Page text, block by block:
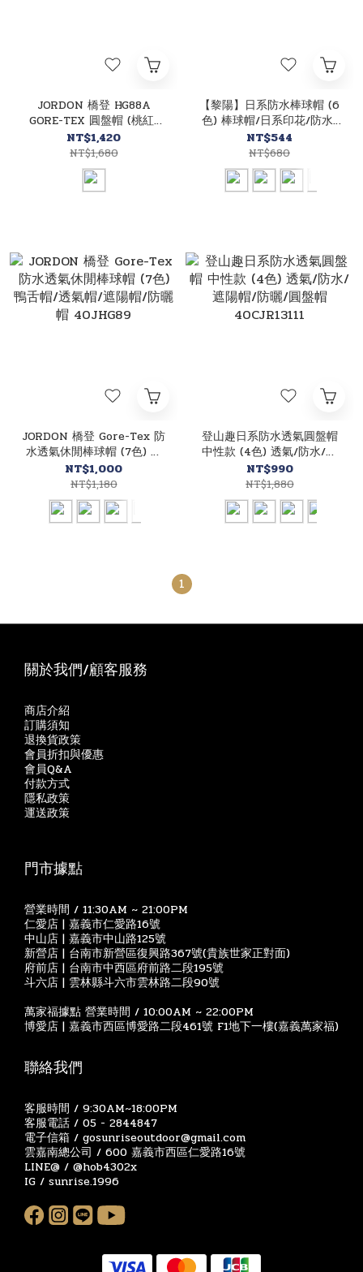
JORDON 橋登 HG88A
GORE-TEX 圓盤帽 (桃紅)
防水透氣/調節繩/登山健行/
戶外休閒 *40JWHG88A
NT$1,420
NT$1,680
【黎陽】日系防水棒球帽 (6
色) 棒球帽/日系印花/防水/
透氣網布/健行/旅行/休閒
40CJR49463
NT$544
NT$680
JORDON 橋登 Gore-Tex 防
水透氣休閒棒球帽 (7色) 鴨
舌帽/透氣帽/遮陽帽/防曬帽
40JHG89
NT$1,000
NT$1,180
登山趣日系防水透氣圓盤帽
中性款 (4色) 透氣/防水/遮
陽帽/防曬/圓盤帽
40CJR13111
NT$990
NT$1,880
1
關於我們/顧客服務
商店介紹
訂購須知
退換貨政策
會員折扣與優惠
會員Q&A
付款方式
隱私政策
運送政策
門市據點
營業時間 / 11:30AM ~ 21:00PM
仁愛店 | 嘉義市仁愛路16號
中山店 | 嘉義市中山路125號
新營店 | 台南市新營區復興路367號(貴族世家正對面)
府前店 | 台南市中西區府前路二段195號
斗六店 | 雲林縣斗六市雲林路二段90號
萬家福據點 營業時間 / 10:00AM ~ 22:00PM
博愛店 | 嘉義市西區博愛路二段461號 F1地下一樓(嘉義萬家福)
聯絡我們
客服時間 / 9:30AM~18:00PM
客服電話 / 05 - 2844847
電子信箱 / gosunriseoutdoor@gmail.com
雲嘉南總公司 / 600 嘉義市西區仁愛路16號
LINE@ / @hob4302x
IG / sunrise.1996